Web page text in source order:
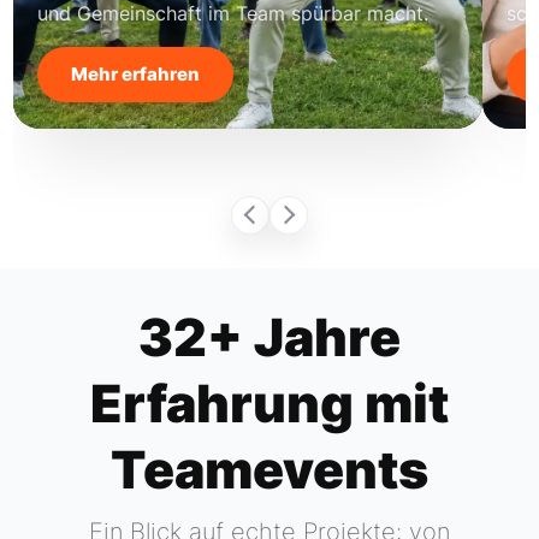
und Gemeinschaft im Team spürbar macht.
Mehr erfahren
32+ Jahre
Erfahrung mit
Teamevents
Ein Blick auf echte Projekte: von